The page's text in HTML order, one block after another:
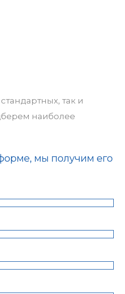
так и
наиболее
мы получим его